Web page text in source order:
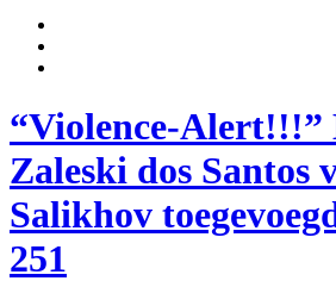
“Violence-Alert!!!”
Zaleski dos Santos
Salikhov
251